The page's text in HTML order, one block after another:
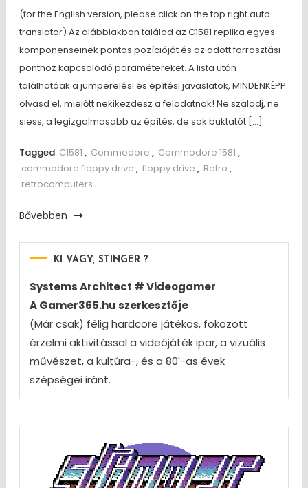
(for the English version, please click on the top right auto-
translator) Az alábbiakban találod az C1581 replika egyes
komponenseinek pontos pozícióját és az adott forrasztási
ponthoz kapcsolódó paramétereket. A lista után
találhatóak a jumperelési és építési javaslatok, MINDENKÉPP
olvasd el, mielőtt nekikezdesz a feladatnak! Ne szaladj, ne
siess, a legizgalmasabb az építés, de sok buktatót […]
Tagged C1581 , Commodore , Commodore 1581 ,
commodore floppy drive , floppy drive , Retro ,
retrocomputers
Bővebben
KI VAGY, STINGER ?
Systems Architect # Videogamer
A Gamer365.hu szerkesztője
(Már csak) félig hardcore játékos, fokozott
érzelmi aktivitással a videójáték ipar, a vizuális
művészet, a kultúra-, és a 80'-as évek
szépségei iránt.